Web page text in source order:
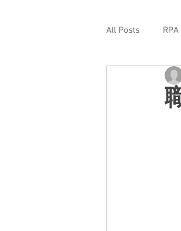
All Posts RPA